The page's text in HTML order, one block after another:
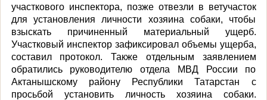
участкового инспектора, позже отвезли в ветучасток
для установления личности хозяина собаки, чтобы
взыскать причиненный материальный ущерб.
Участковый инспектор зафиксировал объемы ущерба,
составил протокол. Также отдельным заявлением
обратились руководителю отдела МВД России по
Актанышскому району Республики Татарстан с
просьбой установить личность хозяина собаки.